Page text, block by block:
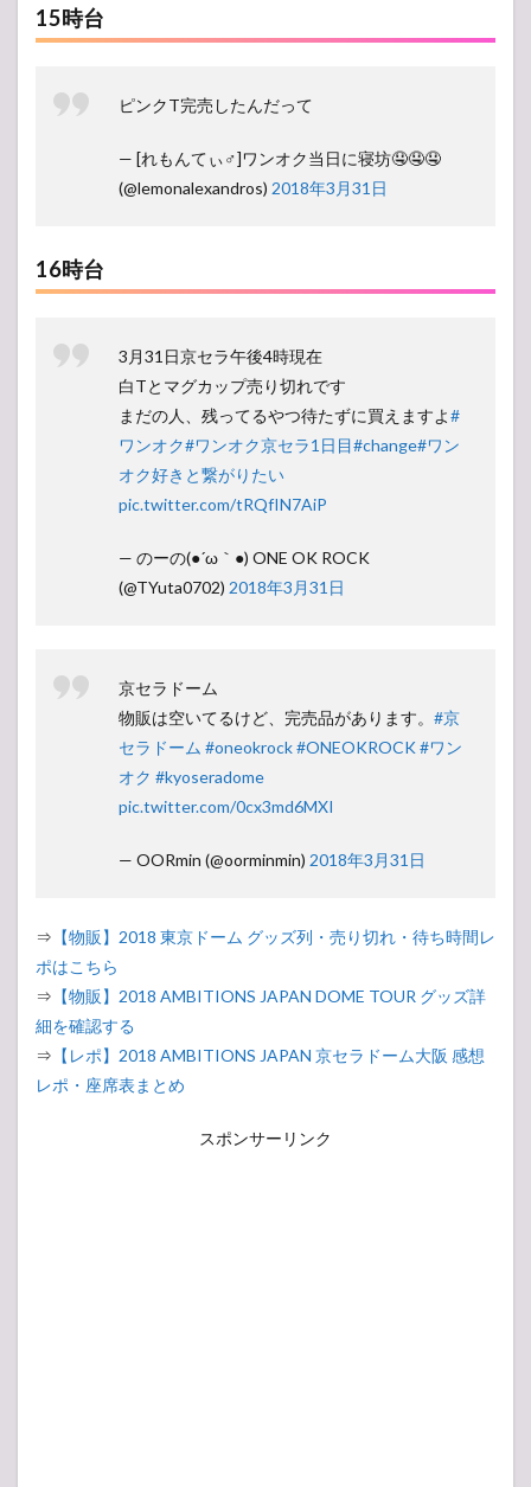
15時台
ピンクT完売したんだって
— [れもんてぃ♂]ワンオク当日に寝坊🤤🤤🤤
(@lemonalexandros) 2018年3月31日
16時台
3月31日京セラ午後4時現在
白Tとマグカップ売り切れです
まだの人、残ってるやつ待たずに買えますよ#
ワンオク#ワンオク京セラ1日目#change#ワン
オク好きと繋がりたい
pic.twitter.com/tRQfIN7AiP
— のーの(●´ω｀●) ONE OK ROCK
(@TYuta0702) 2018年3月31日
京セラドーム
物販は空いてるけど、完売品があります。 #京
セラドーム #oneokrock#ONEOKROCK#ワン
オク #kyoseradome
pic.twitter.com/0cx3md6MXI
— OORmin (@oorminmin) 2018年3月31日
⇒ 【物販】2018 東京ドーム グッズ列・売り切れ・待ち時間レ
ポはこちら
⇒ 【物販】2018 AMBITIONS JAPAN DOME TOUR グッズ詳
細を確認する
⇒ 【レポ】2018 AMBITIONS JAPAN 京セラドーム大阪 感想
レポ・座席表まとめ
スポンサーリンク